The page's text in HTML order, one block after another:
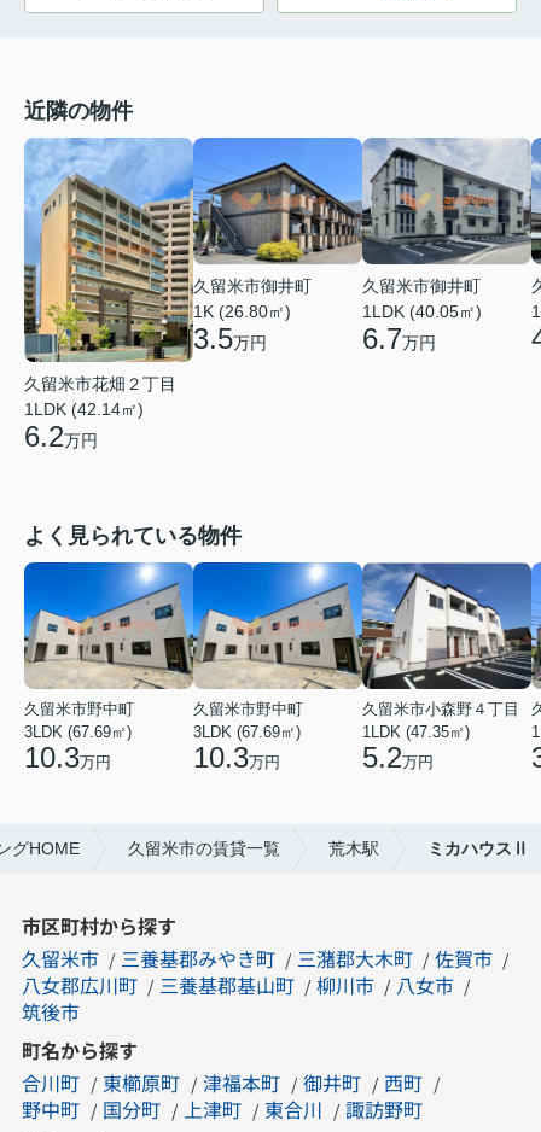
近隣の物件
久留米市花畑２丁目
1LDK (42.14㎡)
6.2万円
久留米市御井町
1K (26.80㎡)
3.5万円
久留米市御井町
1LDK (40.05㎡)
6.7万円
よく見られている物件
久留米市野中町
3LDK (67.69㎡)
10.3万円
久留米市野中町
3LDK (67.69㎡)
10.3万円
久留米市小森野４丁目
1LDK (47.35㎡)
5.2万円
グHOME 久留米市の賃貸一覧 荒木駅 ミカハウスⅡ
市区町村から探す
久留米市
三養基郡みやき町 三潴郡大木町
佐賀市
八女郡広川町
三養基郡基山町 柳川市
八女市
筑後市
町名から探す
合川町
東櫛原町 津福本町 御井町
西町
野中町
国分町 上津町 東合川
諏訪野町